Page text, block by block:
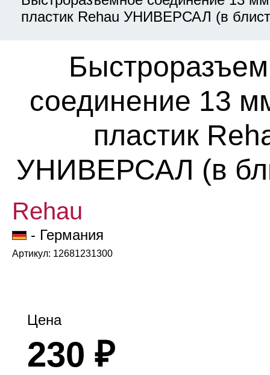
пластик Rehau УНИВЕРСАЛ (в
соединение 13
пластик
УНИВЕРСАЛ (в
Rehau
- Германия
Артикул: 12681231300
Цена
230 ₽